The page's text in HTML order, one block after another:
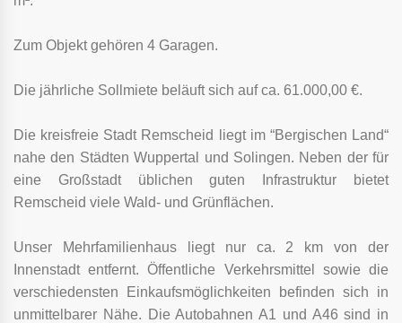
Zum Objekt gehören 4 Garagen.
Die jährliche Sollmiete beläuft sich auf ca. 61.000,00 €.
Die kreisfreie Stadt Remscheid liegt im “Bergischen Land“
nahe den Städten Wuppertal und Solingen. Neben der für
eine Großstadt üblichen guten Infrastruktur bietet
Remscheid viele Wald- und Grünflächen.
Unser Mehrfamilienhaus liegt nur ca. 2 km von der
Innenstadt entfernt. Öffentliche Verkehrsmittel sowie die
verschiedensten Einkaufsmöglichkeiten befinden sich in
unmittelbarer Nähe. Die Autobahnen A1 und A46 sind in